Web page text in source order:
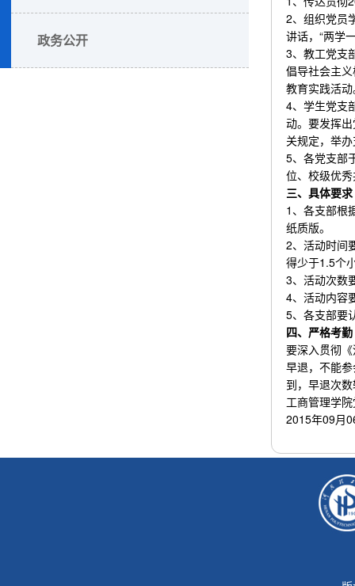
政务公开
2、组织党员
讲话，“两学
3、教工党支
倡导社会主
教育实践活
4、学生党支
动。要发挥
关规定，举
5、各党支部
位、校级优
三、具体要求
1、各支部根
纸质版。
2、活动时间
得少于1.5个
3、活动次数
4、活动内容
5、各支部要
四、严格考勤
要深入贯彻
早退，不能
到，早退次
工商管理学
2015年09月